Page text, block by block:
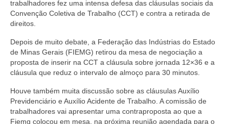
trabalhadores fez uma intensa defesa das cláusulas sociais da
Convenção Coletiva de Trabalho (CCT) e contra a retirada de
direitos.
Depois de muito debate, a Federação das Indústrias do Estado
de Minas Gerais (FIEMG) retirou da mesa de negociação a
proposta de inserir na CCT a cláusula sobre jornada 12×36 e a
cláusula que reduz o intervalo de almoço para 30 minutos.
Houve também muita discussão sobre as cláusulas Auxílio
Previdenciário e Auxílio Acidente de Trabalho. A comissão de
trabalhadores vai apresentar uma contraproposta ao que a
Fiemg colocou em mesa, na próxima reunião agendada para o